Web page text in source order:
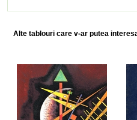
Alte tablouri care v-ar putea